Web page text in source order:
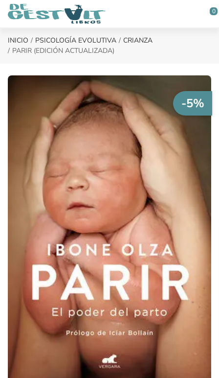
Saltar al contenido principal
0
INICIO PSICOLOGÍA EVOLUTIVA
CRIANZA
PARIR (EDICIÓN ACTUALIZADA)
-5%